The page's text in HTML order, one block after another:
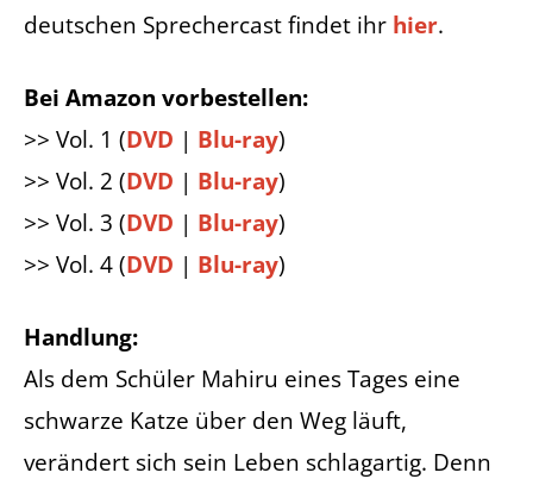
deutschen Sprechercast findet ihr hier.
Bei Amazon vorbestellen:
>> Vol. 1 (DVD | Blu-ray)
>> Vol. 2 (DVD | Blu-ray)
>> Vol. 3 (DVD | Blu-ray)
>> Vol. 4 (DVD | Blu-ray)
Handlung:
Als dem Schüler Mahiru eines Tages eine
schwarze Katze über den Weg läuft,
verändert sich sein Leben schlagartig. Denn